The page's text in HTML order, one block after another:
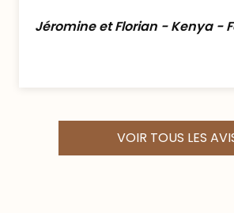
Les forêts environnantes
Nuit en formule pension
Flamingo Hill Camp
Jéromine et Florian - Kenya -
VOIR TOUS LES